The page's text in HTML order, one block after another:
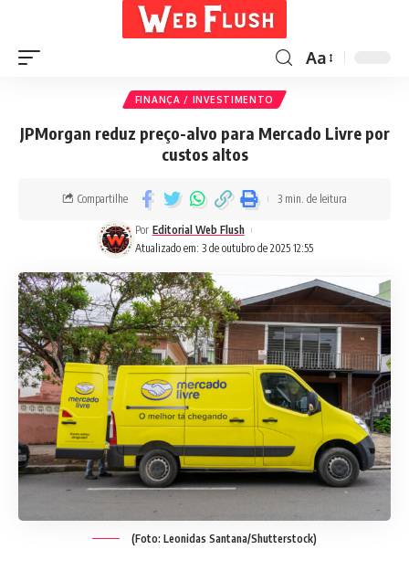
Aa
FINANÇA / INVESTIMENTO
JPMorgan reduz preço-alvo para Mercado Livre por
custos altos
Atualizado em: 3 de outubro de 2025 12:55
Por Editorial Web Flush
Compartilhe 3 min. de leitura
(Foto: Leonidas Santana/Shutterstock)